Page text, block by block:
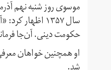
حکومت دینی. آن‌جا
او همچنین خواهان